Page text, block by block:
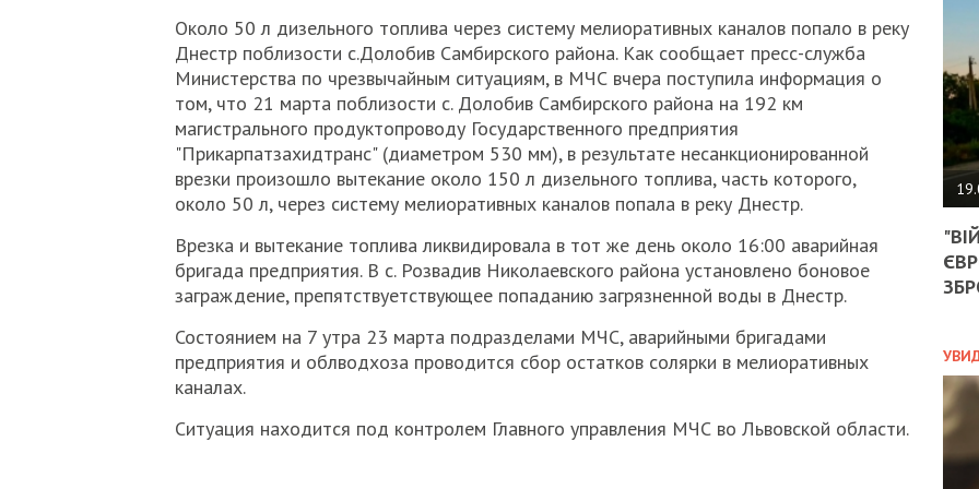
Около 50 л дизельного топлива через систему мелиоративных каналов попало в реку
Днестр поблизости с.Долобив Самбирского района. Как сообщает пресс-служба
Министерства по чрезвычайным ситуациям, в МЧС вчера поступила информация о
том, что 21 марта поблизости с. Долобив Самбирского района на 192 км
магистрального продуктопроводу Государственного предприятия
"Прикарпатзахидтранс" (диаметром 530 мм), в результате несанкционированной
врезки произошло вытекание около 150 л дизельного топлива, часть которого,
около 50 л, через систему мелиоративных каналов попала в реку Днестр.
Врезка и вытекание топлива ликвидировала в тот же день около 16:00 аварийная
бригада предприятия. В с. Розвадив Николаевского района установлено боновое
заграждение, препятствуетствующее попаданию загрязненной воды в Днестр.
Состоянием на 7 утра 23 марта подразделами МЧС, аварийными бригадами
предприятия и облводхоза проводится сбор остатков солярки в мелиоративных
каналах.
Ситуация находится под контролем Главного управления МЧС во Львовской области.
НА